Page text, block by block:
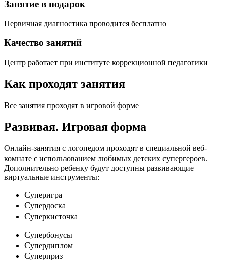
Занятие в подарок
Первичная диагностика проводится бесплатно
Качество занятий
Центр работает при институте коррекционной педагогики
Как проходят занятия
Все занятия проходят в игровой форме
Развивая. Игровая форма
Онлайн-занятия с логопедом проходят в специальной веб-
комнате с использованием любимых детских cупергероев.
Дополнительно ребенку будут доступны развивающие
виртуальные инструменты:
Cуперигра
Cупердоска
Cуперкисточка
Cупербонусы
Cупердиплом
Cуперприз